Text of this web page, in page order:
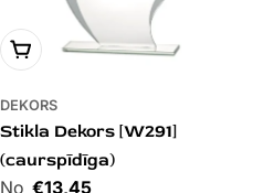
PIEVIENOT GROZAM
DEKORS
Stikla Dekors [W291]
(caurspīdīga)
Cena€13,45